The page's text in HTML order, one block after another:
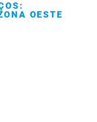
OESTE